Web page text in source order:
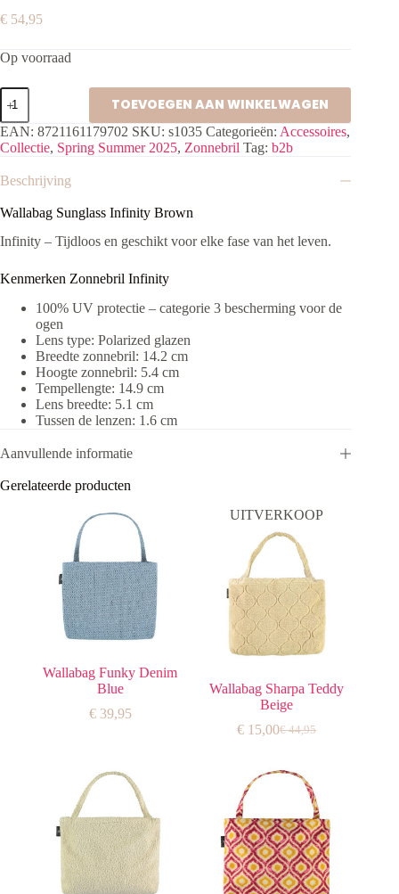
€ 54,95
Op voorraad
Wallabag
Sunglass
Infinity
Brown
aantal
TOEVOEGEN AAN WINKELWAGEN
EAN: 8721161179702 SKU: s1035 Categorieën: Accessoires,
Collectie, Spring Summer 2025, Zonnebril Tag: b2b
Beschrijving
Wallabag Sunglass Infinity Brown
Infinity – Tijdloos en geschikt voor elke fase van het leven.
Kenmerken Zonnebril Infinity
100% UV protectie – categorie 3 bescherming voor de
ogen
Lens type: Polarized glazen
Breedte zonnebril: 14.2 cm
Hoogte zonnebril: 5.4 cm
Tempellengte: 14.9 cm
Lens breedte: 5.1 cm
Tussen de lenzen: 1.6 cm
Aanvullende informatie
Gerelateerde producten
Wallabag Funky Denim
Blue
€39,95
UITVERKOOP
Wallabag Sharpa Teddy
Beige
€44,95
Oorspronkelijke
was:
€ 44,95.
€ 15,00Huidige
is:
€ 15,00.